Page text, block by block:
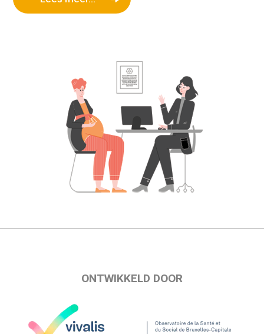
ONTWIKKELD DOOR